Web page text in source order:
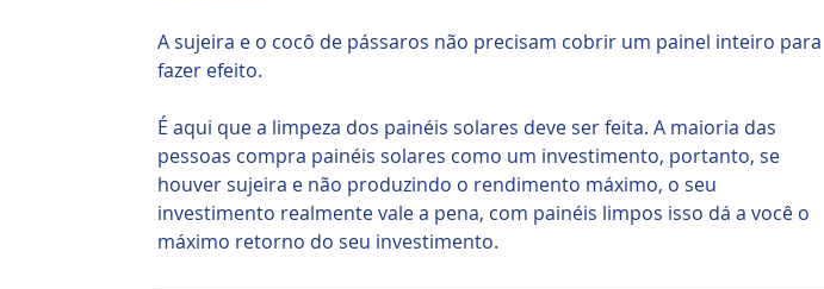
A sujeira e o cocô de pássaros não precisam cobrir um painel inteiro para
fazer efeito.
É aqui que a limpeza dos painéis solares deve ser feita. A maioria das
pessoas compra painéis solares como um investimento, portanto, se
houver sujeira e não produzindo o rendimento máximo, o seu
investimento realmente vale a pena, com painéis limpos isso dá a você o
máximo retorno do seu investimento.